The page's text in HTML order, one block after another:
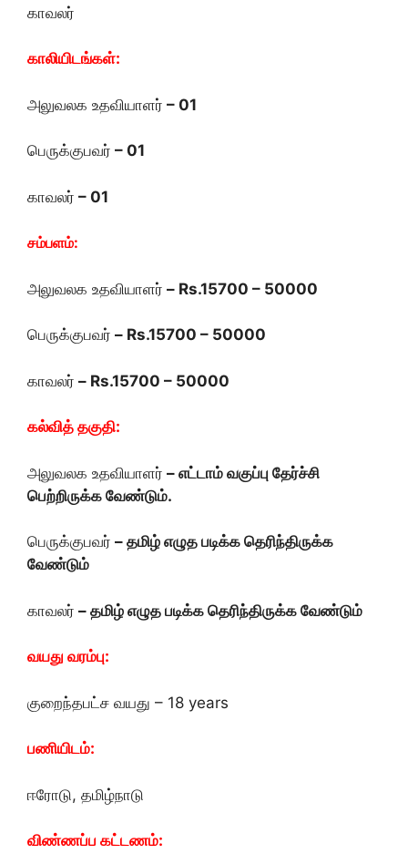
காவலர்
காலியிடங்கள்:
அலுவலக உதவியாளர் – 01
பெருக்குபவர் – 01
காவலர் – 01
சம்பளம்:
அலுவலக உதவியாளர் – Rs.15700 – 50000
பெருக்குபவர் – Rs.15700 – 50000
காவலர் – Rs.15700 – 50000
கல்வித் தகுதி:
அலுவலக உதவியாளர் – எட்டாம் வகுப்பு தேர்ச்சி
பெற்றிருக்க வேண்டும்.
பெருக்குபவர் – தமிழ் எழுத படிக்க தெரிந்திருக்க
வேண்டும்
காவலர் – தமிழ் எழுத படிக்க தெரிந்திருக்க வேண்டும்
வயது வரம்பு:
குறைந்தபட்ச வயது – 18 years
பணியிடம்:
ஈரோடு, தமிழ்நாடு
விண்ணப்ப கட்டணம்: